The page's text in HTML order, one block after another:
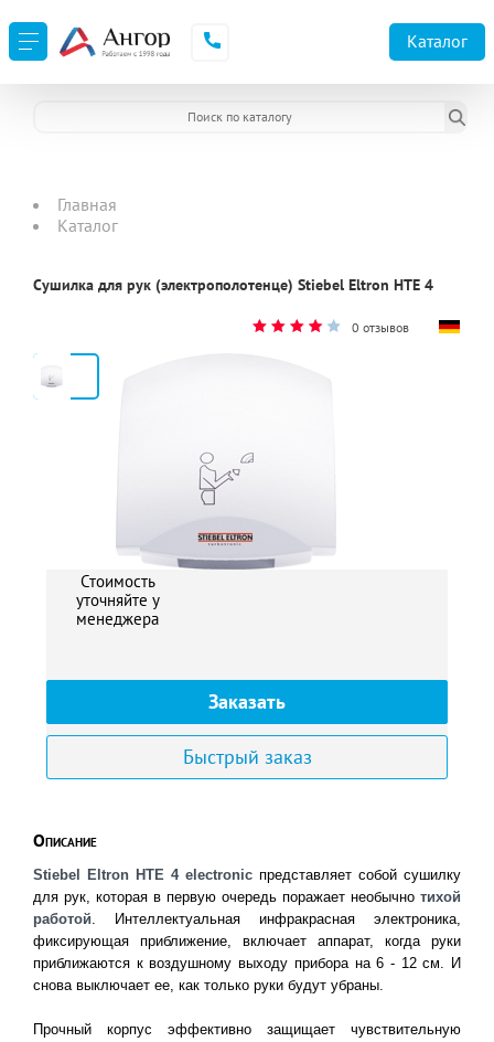
Каталог
Главная
Каталог
Сушилка для рук (электрополотенце) Stiеbel Eltron HTЕ 4
0 отзывов
Стоимость
уточняйте у
менеджера
Заказать
Быстрый заказ
Описание
Stiebel Eltron HTE 4 electronic представляет собой сушилку
для рук, которая в первую очередь поражает необычно тихой
работой. Интеллектуальная инфракрасная электроника,
фиксирующая приближение, включает аппарат, когда руки
приближаются к воздушному выходу прибора на 6 - 12 см. И
снова выключает ее, как только руки будут убраны.
Прочный корпус эффективно защищает чувствительную